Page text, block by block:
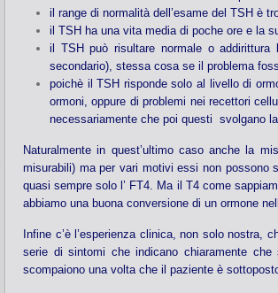
il range di normalità dell’esame del TSH è
il TSH ha una vita media di poche ore e la
il TSH può risultare normale o
secondario), stessa cosa se il problema
poichè il TSH risponde solo al livello di
ormoni, oppure di problemi nei recettori
necessariamente che poi questi svolgano
Naturalmente in quest’ultimo caso anche la
misurabili) ma per vari motivi essi non possono
quasi sempre solo l’ FT4. Ma il T4 come
abbiamo una buona conversione di un ormone
Infine c’è l’esperienza clinica, non solo
serie di sintomi che indicano chiaramente
scompaiono una volta che il paziente è